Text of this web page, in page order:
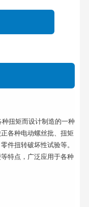
各种扭矩而设计制造的一种
各种电动螺丝批、扭矩
零件扭转破坏性试验等。
特点，广泛应用于各种